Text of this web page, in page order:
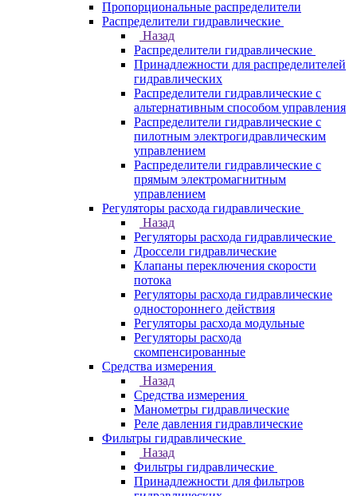
Пропорциональные распределители
Распределители гидравлические
Назад
Распределители гидравлические
Принадлежности для распределителей
гидравлических
Распределители гидравлические с
альтернативным способом управления
Распределители гидравлические с
пилотным электрогидравлическим
управлением
Распределители гидравлические с
прямым электромагнитным
управлением
Регуляторы расхода гидравлические
Назад
Регуляторы расхода гидравлические
Дроссели гидравлические
Клапаны переключения скорости
потока
Регуляторы расхода гидравлические
одностороннего действия
Регуляторы расхода модульные
Регуляторы расхода
скомпенсированные
Средства измерения
Назад
Средства измерения
Манометры гидравлические
Реле давления гидравлические
Фильтры гидравлические
Назад
Фильтры гидравлические
Принадлежности для фильтров